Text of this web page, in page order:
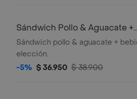
Sándwich Pollo & Aguacate +
Bebida
Sándwich pollo & aguacate +
elección.
-5% $ 36.950 $ 38.900